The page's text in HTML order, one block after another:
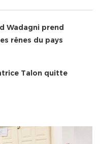
Wadagni prend
rênes du pays
Talon quitte